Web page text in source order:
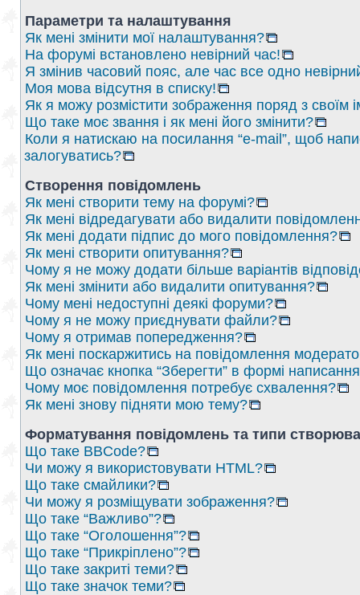
Параметри та налаштування
Як мені змінити мої налаштування?
На форумі встановлено невірний час!
Я змінив часовий пояс, але час все одно
Моя мова відсутня в списку!
Як я можу розмістити зображення поряд з своїм
Що таке моє звання і як мені його змінити?
Коли я натискаю на посилання “e-mail”, щоб
залогуватись?
Створення повідомлень
Як мені створити тему на форумі?
Як мені відредагувати або видалити
Як мені додати підпис до мого повідомлення?
Як мені створити опитування?
Чому я не можу додати більше варіантів
Як мені змінити або видалити опитування?
Чому мені недоступні деякі форуми?
Чому я не можу приєднувати файли?
Чому я отримав попередження?
Як мені поскаржитись на повідомлення
Що означає кнопка “Зберегти” в формі
Чому моє повідомлення потребує схвалення?
Як мені знову підняти мою тему?
Форматування повідомлень та типи
Що таке BBCode?
Чи можу я використовувати HTML?
Що таке смайлики?
Чи можу я розміщувати зображення?
Що таке “Важливо”?
Що таке “Оголошення”?
Що таке “Прикріплено”?
Що таке закриті теми?
Що таке значок теми?